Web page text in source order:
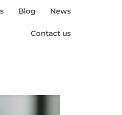
Blog News
Contact us